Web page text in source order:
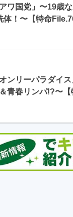
ワ国党」〜19歳
！〜【特命
ンリーパラダイ
青春リンパ!?〜【